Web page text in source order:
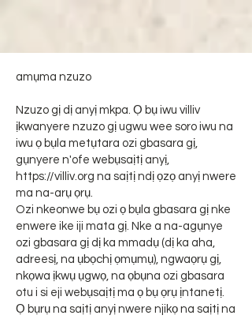
amụma nzuzo
Nzuzo gị dị anyị mkpa. Ọ bụ iwu villiv
ịkwanyere nzuzo gị ugwu wee soro iwu na
iwu ọ bụla metụtara ozi gbasara gị,
gụnyere n'ofe webụsaịtị anyị,
https://villiv.org na saịtị ndị ọzọ anyị nwere
ma na-arụ ọrụ.
Ozi nkeonwe bụ ozi ọ bụla gbasara gị nke
enwere ike iji mata gị. Nke a na-agụnye
ozi gbasara gị dị ka mmadụ (dị ka aha,
adreesị, na ụbọchị ọmụmụ), ngwaọrụ gị,
nkọwa ịkwụ ụgwọ, na ọbụna ozi gbasara
otu i si eji webụsaịtị ma ọ bụ ọrụ ịntanetị.
Ọ bụrụ na saịtị anyị nwere njikọ na saịtị na